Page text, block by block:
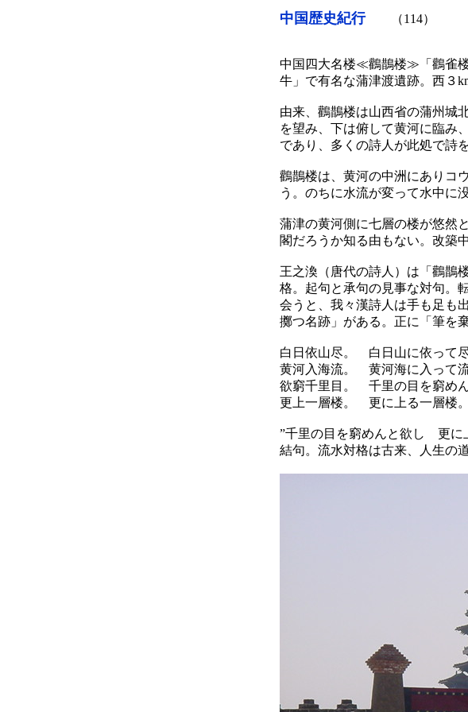
中国歴史紀行（114
中国四大名楼≪鸛鵲楼≫「鸛雀
牛」で有名な蒲津渡遺跡。西
由来、鸛鵲楼は山西省の蒲州城
を望み、下は俯して黄河に臨み
であり、多くの詩人が此処で詩
鸛鵲楼は、黄河の中洲にありコ
う。のちに水流が変って水中に
蒲津の黄河側に七層の楼が悠然
閣だろうか知る由もない。改築
王之渙（唐代の詩人）は「鸛鵲
格。起句と承句の見事な対句。
会うと、我々漢詩人は手も足も
擲つ名跡」がある。正に「筆を
白日依山尽。 白日山に依って尽
黄河入海流。 黄河海に入って流
欲窮千里目。 千里の目を窮めん
更上一層楼。 更に上る一層楼。
”千里の目を窮めんと欲し 更に
結句。流水対格は古来、人生の